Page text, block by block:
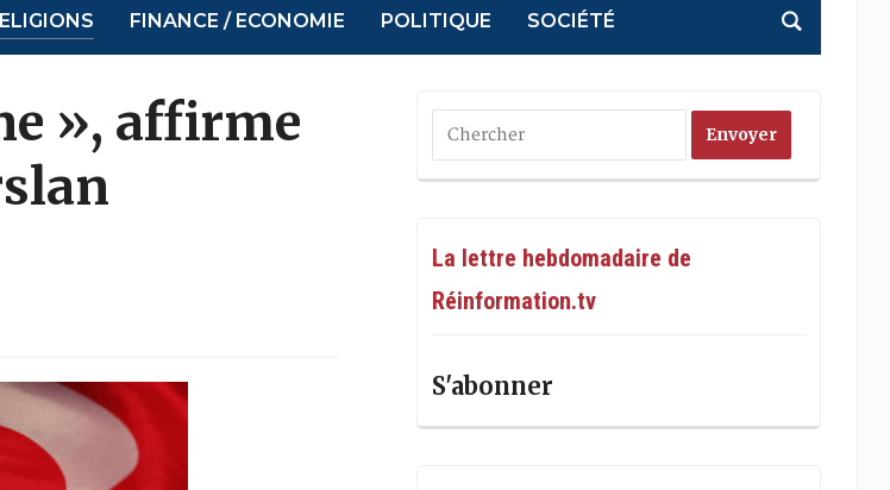
FINANCE / ECONOMIE POLITIQUE SOCIÉTÉ
», affirme
La lettre hebdomadaire de
Réinformation.tv
S'abonner